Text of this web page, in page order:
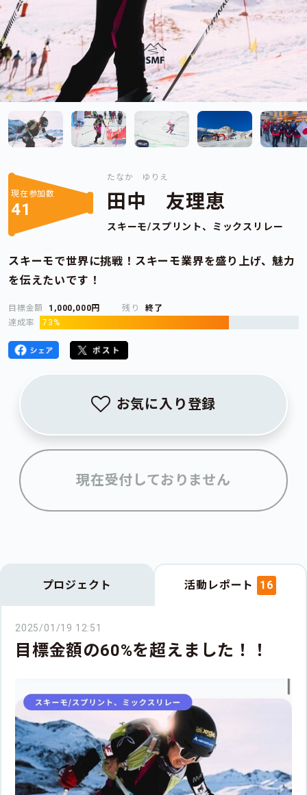
現在参加数
41
たなか ゆりえ
田中 友理恵
スキーモ/スプリント、ミックスリレー
スキーモで世界に挑戦！スキーモ業界を盛り上げ、魅力
を伝えたいです！
目標金額 1,000,000円 残り
終了
達成率
73%
お気に入り登録
現在受付しておりません
プロジェクト 活動レポート 16
2025/01/19 12:51
目標金額の60%を超えました！！